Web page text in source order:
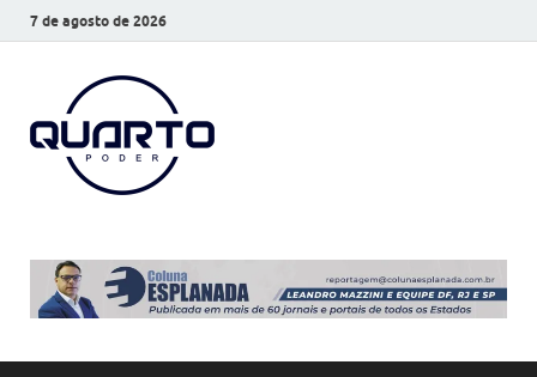
7 de agosto de 2026